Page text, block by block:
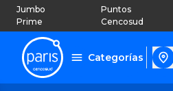
Jumbo
Prime
Puntos
Cencosud
Categorías